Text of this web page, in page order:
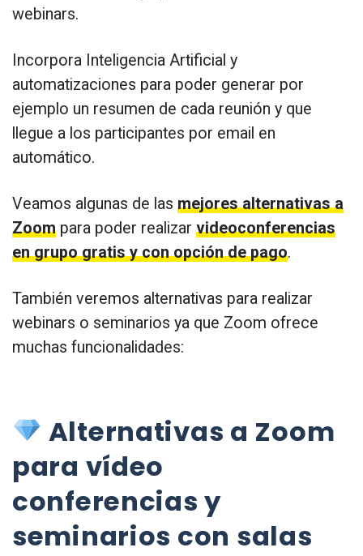
webinars.
Incorpora Inteligencia Artificial y
automatizaciones para poder generar por
ejemplo un resumen de cada reunión y que
llegue a los participantes por email en
automático.
Veamos algunas de las mejores alternativas a
Zoom para poder realizar videoconferencias
en grupo gratis y con opción de pago.
También veremos alternativas para realizar
webinars o seminarios ya que Zoom ofrece
muchas funcionalidades:
Alternativas a Zoom
para vídeo
conferencias y
seminarios con salas